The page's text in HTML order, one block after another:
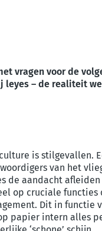
vragen voor de
leyes – de realiteit
is stilgevallen.
van het
de aandacht
op cruciale
Dit in
papier intern